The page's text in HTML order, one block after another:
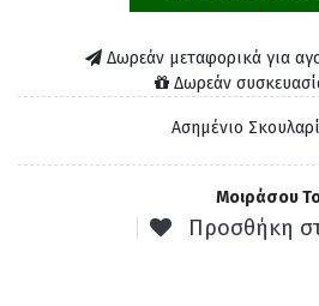
Δωρεάν μεταφορικά για
Δωρεάν
Ασημένιο
Μοιράσου
Προσθήκη